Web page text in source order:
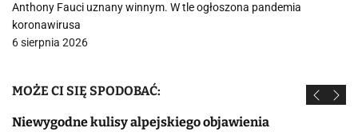
Anthony Fauci uznany winnym. W tle ogłoszona pandemia
koronawirusa
6 sierpnia 2026
MOŻE CI SIĘ SPODOBAĆ:
Niewygodne kulisy alpejskiego objawienia